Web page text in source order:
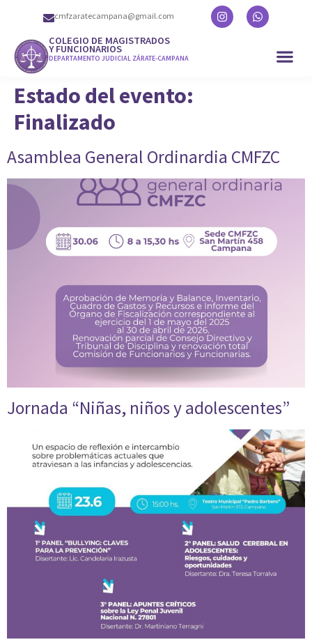
cmfzaratecampana@gmail.com
COLEGIO DE MAGISTRADOS
Y FUNCIONARIOS
DEPARTAMENTO JUDICIAL ZÁRATE-CAMPANA
Estado del evento:
Finalizado
Asamblea General Ordinardia CMFZC
Jornada “Niñas, niños y adolescentes”